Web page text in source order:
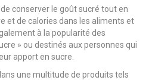
conserver le goût sucré tout en
et de calories dans les aliments et
à la popularité des
» ou destinés aux personnes qui
apport en sucre.
une multitude de produits tels